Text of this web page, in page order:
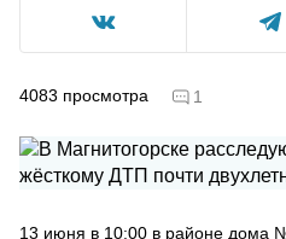
4083 просмотра 1
13 июня в 10:00 в районе дома